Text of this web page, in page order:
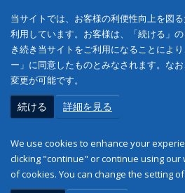
当サイトでは、お客様の利便性向上を図
利用しています。お客様は、「続ける」
き続き当サイトをご利用になることによ
ー」に同意したものとみなされます。な
変更が可能です。
続ける 詳細を見る
We use cookies to enhance your
clicking "continue" or continue using our
of cookies. You can change the setting